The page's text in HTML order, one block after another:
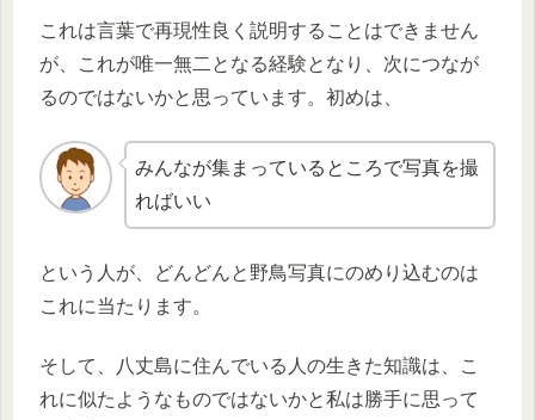
これは言葉で再現性良く説明することはできません
が、これが唯一無二となる経験となり、次につなが
るのではないかと思っています。初めは、
みんなが集まっているところで写真を撮
ればいい
という人が、どんどんと野鳥写真にのめり込むのは
これに当たります。
そして、八丈島に住んでいる人の生きた知識は、こ
れに似たようなものではないかと私は勝手に思って